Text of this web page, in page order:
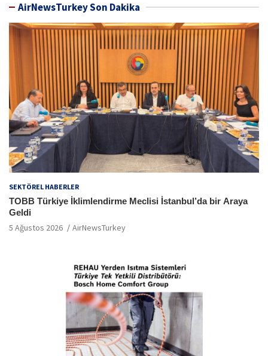
AirNewsTurkey Son Dakika
SEKTÖREL HABERLER
TOBB Türkiye İklimlendirme Meclisi İstanbul’da bir Araya
Geldi
5 Ağustos 2026 AirNewsTurkey